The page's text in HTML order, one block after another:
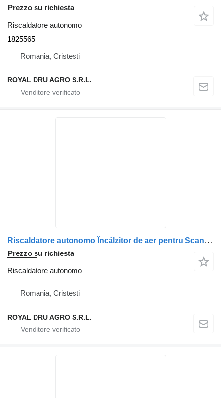
Prezzo su richiesta
Riscaldatore autonomo
1825565
Romania, Cristesti
ROYAL DRU AGRO S.R.L.
Riscaldatore autonomo Încălzitor de aer pentru Scania (Coduri: 1851020, 1895955, 17282 per camion
Prezzo su richiesta
Riscaldatore autonomo
Romania, Cristesti
ROYAL DRU AGRO S.R.L.